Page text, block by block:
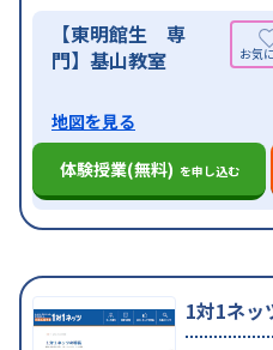
【東明館生 専
門】基山教室
地図を見る
体験授業(無料) を申し込む
1対1ネッ